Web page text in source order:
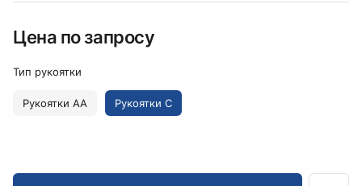
Цена по запросу
Тип рукоятки
Рукоятки AA Рукоятки C